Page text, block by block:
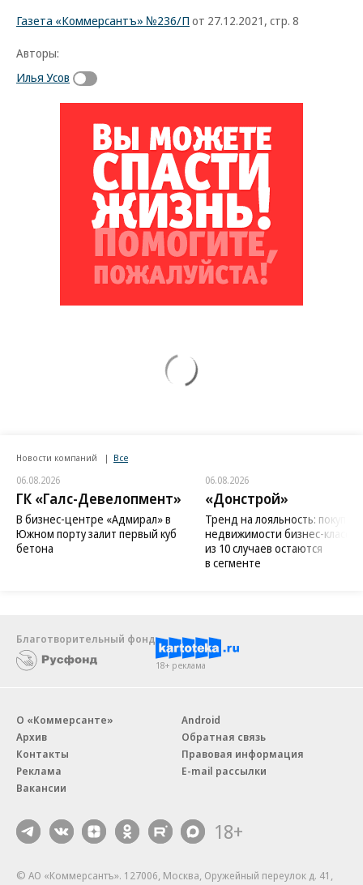
Газета «Коммерсантъ» №236/П от 27.12.2021, стр. 8
Авторы:
Илья Усов
Новости компаний Все
06.08.2026
ГК «Галс-Девелопмент»
В бизнес-центре «Адмирал» в
Южном порту залит первый куб
бетона
06.08.2026
«Донстрой»
Тренд на лояльность:
недвижимости бизнес-класса
из 10 случаев остаются
в сегменте
Благотворительный фонд
18+ реклама
О «Коммерсанте»
Архив
Контакты
Реклама
Вакансии
Android
Обратная связь
Правовая информация
E-mail рассылки
18+
© АО «Коммерсантъ». 127006, Москва, Оружейный переулок д. 41,